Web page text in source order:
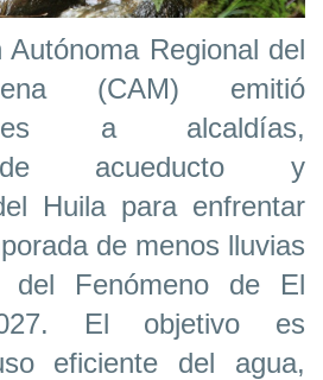
Autónoma Regional del
(CAM) emitió
a alcaldías,
de acueducto y
Huila para enfrentar
de menos lluvias
del Fenómeno de El
El objetivo es
eficiente del agua,